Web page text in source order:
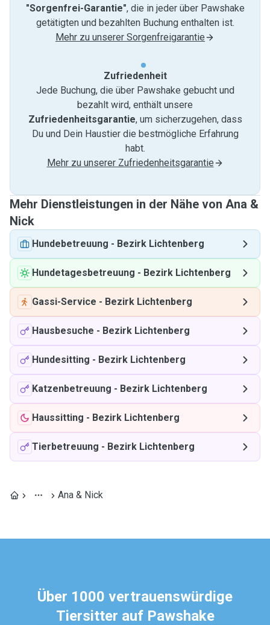
"Sorgenfrei-Garantie", die in jeder über Pawshake
getätigten und bezahlten Buchung enthalten ist.
Mehr zu unserer Sorgenfreigarantie
Zufriedenheit
Jede Buchung, die über Pawshake gebucht und
bezahlt wird, enthält unsere
Zufriedenheitsgarantie, um sicherzugehen, dass
Du und Dein Haustier die bestmögliche Erfahrung
habt.
Mehr zu unserer Zufriedenheitsgarantie
Mehr Dienstleistungen in der Nähe von Ana &
Nick
Hundebetreuung - Bezirk Lichtenberg
Hundetagesbetreuung - Bezirk Lichtenberg
Gassi-Service - Bezirk Lichtenberg
Hausbesuche - Bezirk Lichtenberg
Hundesitting - Bezirk Lichtenberg
Katzenbetreuung - Bezirk Lichtenberg
Haussitting - Bezirk Lichtenberg
Tierbetreuung - Bezirk Lichtenberg
Ana & Nick
Über 1000 vertrauenswürdige
Tiersitter auf Pawshake